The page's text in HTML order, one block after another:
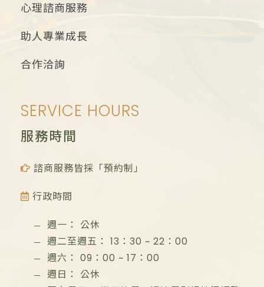
心理諮商服務
助人專業成長
合作洽詢
SERVICE HOURS
服務時間
諮商服務皆採「預約制」
行政時間
週一：
公休
週二至週五： 13：30 ~ 22：00
週六： 09：00 ~ 17：00
週日：
公休